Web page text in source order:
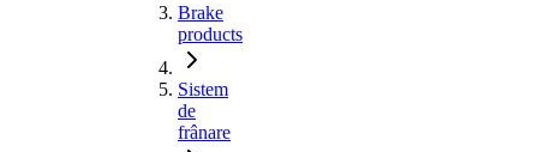
Brake
products
Sistem
de
frânare